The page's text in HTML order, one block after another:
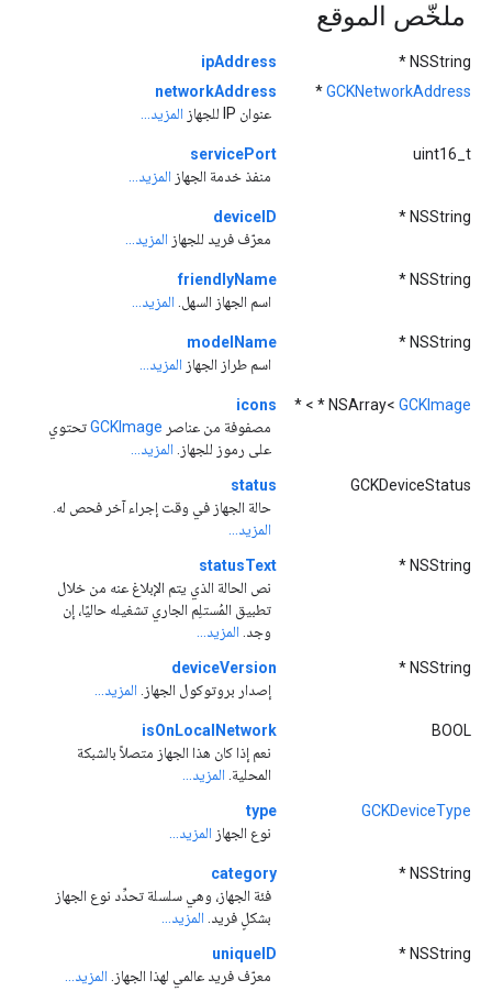
ملخّص الموقع
NSString *
ipAddress
GCKNetworkAddress
*
networkAddress
عنوان IP للجهاز
المزيد...
uint16_t
servicePort
منفذ خدمة الجهاز المزيد...
NSString *
deviceID
معرّف فريد للجهاز المزيد...
NSString *
friendlyName
اسم الجهاز السهل. المزيد...
NSString *
modelName
اسم طراز الجهاز المزيد...
NSArray< GCKImage
* > *
icons
مصفوفة من عناصر GCKImageتحتوي
على رموز للجهاز. المزيد...
GCKDeviceStatus
status
حالة الجهاز في وقت إجراء آخر فحص له.
المزيد...
NSString *
statusText
نص الحالة الذي يتم الإبلاغ عنه من خلال
تطبيق المُستلِم الجاري تشغيله حاليًا، إن
وجد. المزيد...
NSString *
deviceVersion
إصدار بروتوكول الجهاز. المزيد...
BOOL
isOnLocalNetwork
نعم إذا كان هذا الجهاز متصلاً بالشبكة
المحلية. المزيد...
GCKDeviceType
type
نوع الجهاز المزيد...
NSString *
category
فئة الجهاز، وهي سلسلة تحدِّد نوع الجهاز
بشكلٍ فريد. المزيد...
NSString *
uniqueID
معرّف فريد عالمي لهذا الجهاز. المزيد...